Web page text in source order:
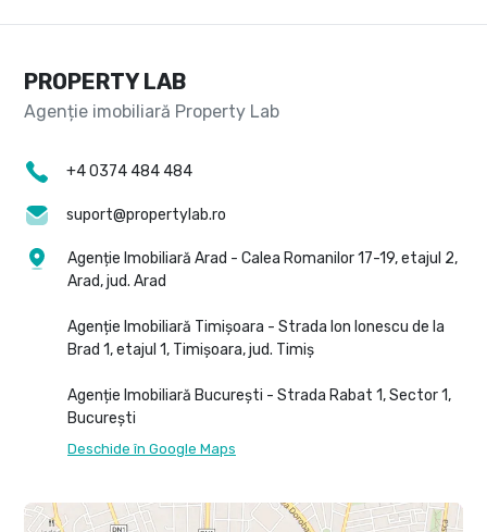
PROPERTY LAB
+4 0374 484 484
suport@propertylab.ro
Agenție Imobiliară Arad - Calea Romanilor 17-19, etajul 2,
Arad, jud. Arad
Agenție Imobiliară Timișoara - Strada Ion Ionescu de la
Brad 1, etajul 1, Timișoara, jud. Timiș
Agenție Imobiliară București - Strada Rabat 1, Sector 1,
București
Deschide în Google Maps